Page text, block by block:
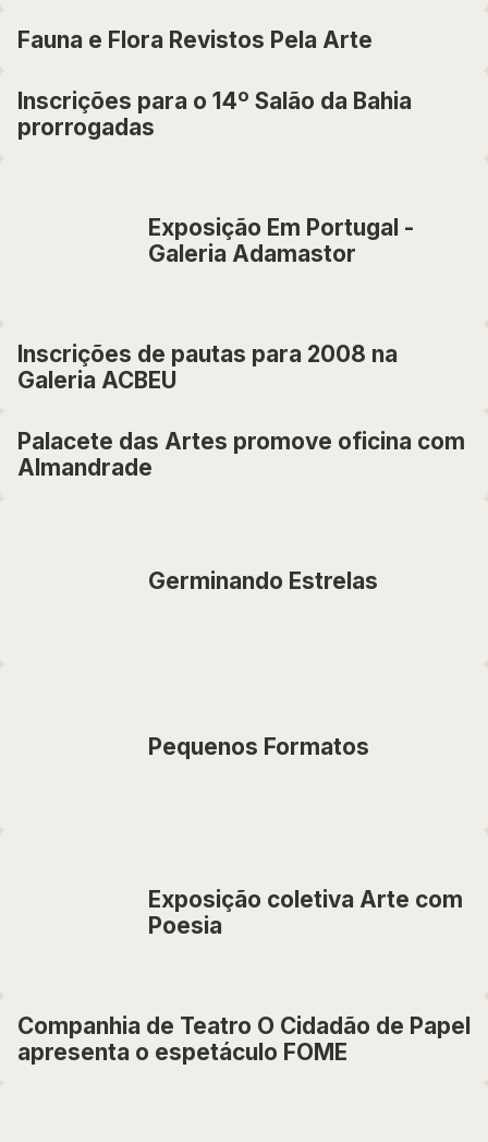
Fauna e Flora Revistos Pela Arte
Inscrições para o 14º Salão da Bahia
prorrogadas
Exposição Em Portugal -
Galeria Adamastor
Inscrições de pautas para 2008 na
Galeria ACBEU
Palacete das Artes promove oficina com
Almandrade
Germinando Estrelas
Pequenos Formatos
Exposição coletiva Arte com
Poesia
Companhia de Teatro O Cidadão de Papel
apresenta o espetáculo FOME